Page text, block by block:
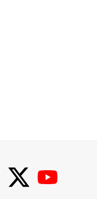
【threads】 【Twitter】